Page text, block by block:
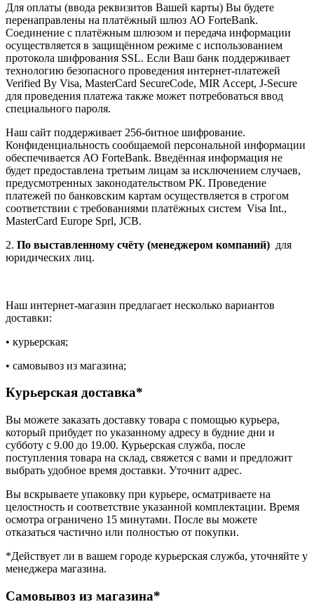
Для оплаты (ввода реквизитов Вашей карты) Вы будете
перенаправлены на платёжный шлюз АО ForteBank.
Соединение с платёжным шлюзом и передача информации
осуществляется в защищённом режиме с использованием
протокола шифрования SSL. Если Ваш банк поддерживает
технологию безопасного проведения интернет-платежей
Verified By Visa, MasterCard SecureCode, MIR Accept, J-Secure
для проведения платежа также может потребоваться ввод
специального пароля.
Наш сайт поддерживает 256-битное шифрование.
Конфиденциальность сообщаемой персональной информации
обеспечивается АО ForteBank. Введённая информация не
будет предоставлена третьим лицам за исключением случаев,
предусмотренных законодательством РК. Проведение
платежей по банковским картам осуществляется в строгом
соответствии с требованиями платёжных систем Visa Int.,
MasterCard Europe Sprl, JCB.
2. По выставленному счёту (менеджером компаний) для
юридических лиц.
Наш интернет-магазин предлагает несколько вариантов
доставки:
• курьерская;
• самовывоз из магазина;
Курьерская доставка*
Вы можете заказать доставку товара с помощью курьера,
который прибудет по указанному адресу в будние дни и
субботу с 9.00 до 19.00. Курьерская служба, после
поступления товара на склад, свяжется с вами и предложит
выбрать удобное время доставки. Уточнит адрес.
Вы вскрываете упаковку при курьере, осматриваете на
целостность и соответствие указанной комплектации. Время
осмотра ограничено 15 минутами. После вы можете
отказаться частично или полностью от покупки.
*Действует ли в вашем городе курьерская служба, уточняйте у
менеджера магазина.
Самовывоз из магазина*